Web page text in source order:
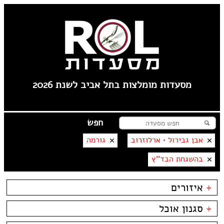
מסעדות מומלצות בתל אביב לשנת 2026
אבן גבירול • ארלוזרוב
גורמה
בהשגחת הבד''ץ
+ איזורים
שוק הפשפשים
צהלה
+ סגנון אוכל